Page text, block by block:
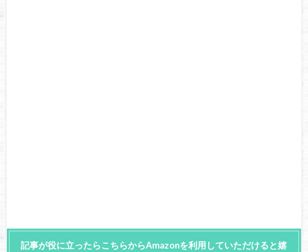
記事が役に立ったらこちらからAmazonを利用していただけると嬉